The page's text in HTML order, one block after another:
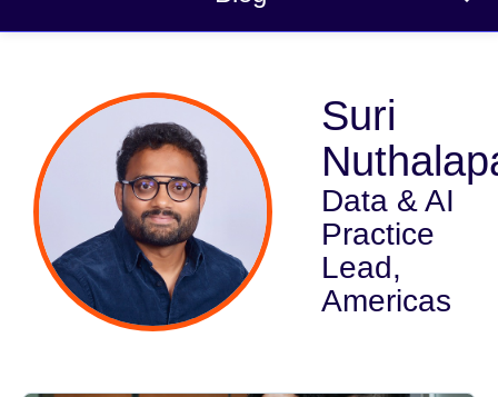
Azienda
Tecnico
Cultura
Suri
Data & AI
Practice
Lead,
Americas